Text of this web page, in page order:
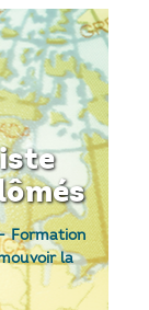
Formation
la